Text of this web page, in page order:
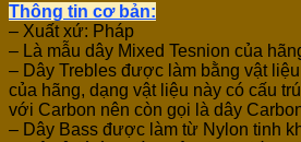
Thông tin cơ bản:
– Xuất xứ: Pháp
– Là mẫu dây Mixed Tesnion của
– Dây Trebles được làm bằng vật
của hãng, dạng vật liệu này có cấu
với Carbon nên còn gọi là dây
– Dây Bass được làm từ Nylon tinh